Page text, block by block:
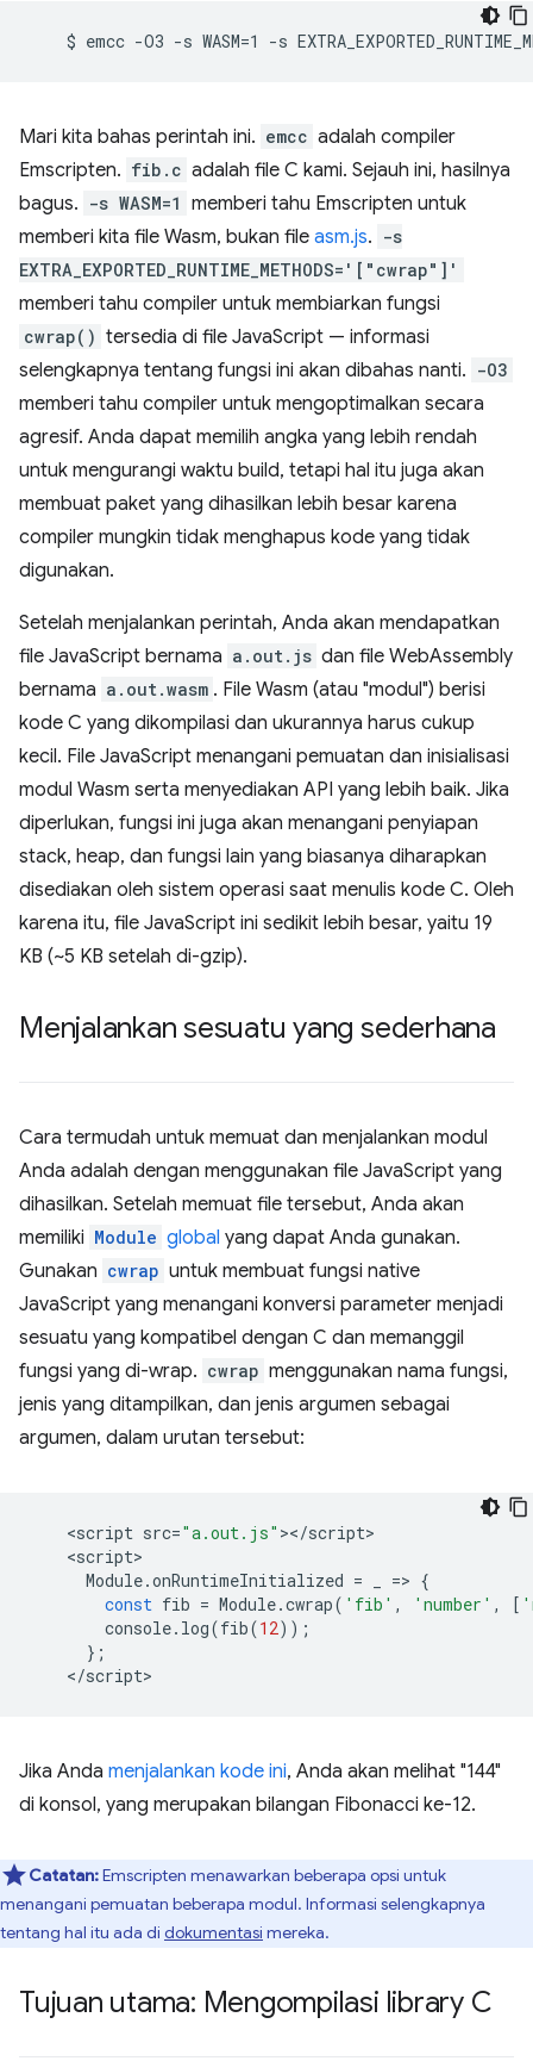
Mari kita bahas perintah ini. emcc adalah compiler
Emscripten. fib.c adalah file C kami. Sejauh ini, hasilnya
bagus. -s WASM=1 memberi tahu Emscripten untuk
memberi kita file Wasm, bukan file asm.js. -s
EXTRA_EXPORTED_RUNTIME_METHODS='["cwrap"]'
memberi tahu compiler untuk membiarkan fungsi
cwrap() tersedia di file JavaScript — informasi
selengkapnya tentang fungsi ini akan dibahas nanti. -O3
memberi tahu compiler untuk mengoptimalkan secara
agresif. Anda dapat memilih angka yang lebih rendah
untuk mengurangi waktu build, tetapi hal itu juga akan
membuat paket yang dihasilkan lebih besar karena
compiler mungkin tidak menghapus kode yang tidak
digunakan.
Setelah menjalankan perintah, Anda akan mendapatkan
file JavaScript bernama a.out.js dan file WebAssembly
bernama a.out.wasm . File Wasm (atau "modul") berisi
kode C yang dikompilasi dan ukurannya harus cukup
kecil. File JavaScript menangani pemuatan dan inisialisasi
modul Wasm serta menyediakan API yang lebih baik. Jika
diperlukan, fungsi ini juga akan menangani penyiapan
stack, heap, dan fungsi lain yang biasanya diharapkan
disediakan oleh sistem operasi saat menulis kode C. Oleh
karena itu, file JavaScript ini sedikit lebih besar, yaitu 19
KB (~5 KB setelah di-gzip).
Menjalankan sesuatu yang sederhana
Cara termudah untuk memuat dan menjalankan modul
Anda adalah dengan menggunakan file JavaScript yang
dihasilkan. Setelah memuat file tersebut, Anda akan
memiliki Module global yang dapat Anda gunakan.
Gunakan cwrap untuk membuat fungsi native
JavaScript yang menangani konversi parameter menjadi
sesuatu yang kompatibel dengan C dan memanggil
fungsi yang di-wrap. cwrap menggunakan nama fungsi,
jenis yang ditampilkan, dan jenis argumen sebagai
argumen, dalam urutan tersebut:
<script src="a.out.js" ></script
<script
Module.onRuntimeInitialized = => {
const fib = Module.cwrap( 'fib' , 'number' , [
console. log(fib(12));
};
</script
Jika Anda menjalankan kode ini, Anda akan melihat "144"
di konsol, yang merupakan bilangan Fibonacci ke-12.
Catatan:Emscripten menawarkan beberapa opsi untuk
menangani pemuatan beberapa modul. Informasi selengkapnya
tentang hal itu ada di dokumentasi mereka.
Tujuan utama: Mengompilasi library C